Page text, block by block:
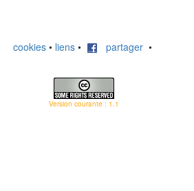
cookies • liens • partager •
Version courante : 1.1